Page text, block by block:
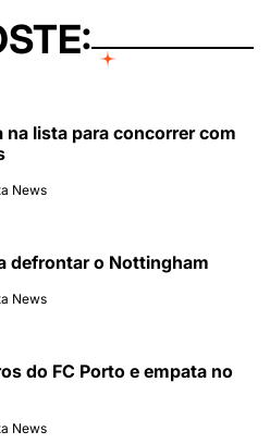
na lista para concorrer com
News
defrontar o Nottingham
News
do FC Porto e empata no
News